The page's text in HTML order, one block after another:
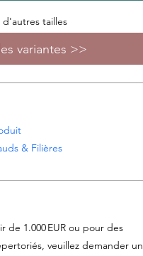
tailles
variantes >>
& Filières
de 1.000 EUR ou pour des
veuillez demander un